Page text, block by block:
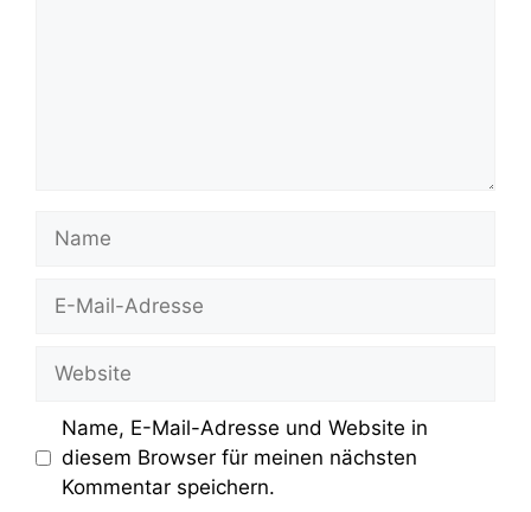
Mail-
Name, E-Mail-Adresse und Website in
diesem Browser für meinen nächsten
Kommentar speichern.